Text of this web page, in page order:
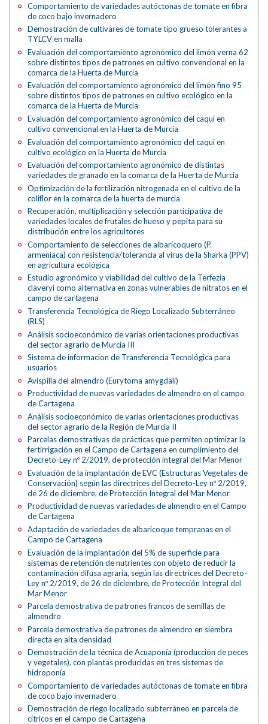
Comportamiento de variedades autóctonas de tomate en fibra
de coco bajo invernadero
Demostración de cultivares de tomate tipo grueso tolerantes a
TYLCV en malla
Evaluación del comportamiento agronómico del limón verna 62
sobre distintos tipos de patrones en cultivo convencional en la
comarca de la Huerta de Murcia
Evaluación del comportamiento agronómico del limón fino 95
sobre distintos tipos de patrones en cultivo ecológico en la
comarca de la Huerta de Murcia
Evaluación del comportamiento agronómico del caqui en
cultivo convencional en la Huerta de Murcia
Evaluación del comportamiento agronómico del caqui en
cultivo ecológico en la Huerta de Murcia
Evaluación del comportamiento agronómico de distintas
variedades de granado en la comarca de la Huerta de Murcia
Optimización de la fertilización nitrogenada en el cultivo de la
coliflor en la comarca de la huerta de murcia
Recuperación, multiplicación y selección participativa de
variedades locales de frutales de hueso y pepita para su
distribución entre los agricultores
Comportamiento de selecciones de albaricoquero (P.
armeniaca) con resistencia/tolerancia al virus de la Sharka (PPV)
en agricultura ecológica
Estudio agronómico y viabilidad del cultivo de la Terfezia
claveryi como alternativa en zonas vulnerables de nitratos en el
campo de cartagena
Transferencia Tecnológica de Riego Localizado Subterráneo
(RLS)
Análisis socioeconómico de varias orientaciones productivas
del sector agrario de Murcia III
Sistema de informacion de Transferencia Tecnológica para
usuarios
Avispilla del almendro (Eurytoma amygdali)
Productividad de nuevas variedades de almendro en el campo
de Cartagena
Análisis socioeconómico de varias orientaciones productivas
del sector agrario de la Región de Murcia II
Parcelas demostrativas de prácticas que permiten optimizar la
fertirrigación en el Campo de Cartagena en cumplimiento del
Decreto-Ley nº 2/2019, de protección integral del Mar Menor
Evaluación de la implantación de EVC (Estructuras Vegetales de
Conservación) según las directrices del Decreto-Ley nº 2/2019,
de 26 de diciembre, de Protección Integral del Mar Menor
Productividad de nuevas variedades de almendro en el Campo
de Cartagena
Adaptación de variedades de albaricoque tempranas en el
Campo de Cartagena
Evaluación de la implantación del 5% de superficie para
sistemas de retención de nutrientes con objeto de reducir la
contaminación difusa agraria, según las directrices del Decreto-
Ley nº 2/2019, de 26 de diciembre, de Protección Integral del
Mar Menor
Parcela demostrativa de patrones francos de semillas de
almendro
Parcela demostrativa de patrones de almendro en siembra
directa en alta densidad
Demostración de la técnica de Acuaponía (producción de peces
y vegetales), con plantas producidas en tres sistemas de
hidroponía
Comportamiento de variedades autóctonas de tomate en fibra
de coco bajo invernadero
Demostración de riego localizado subterráneo en parcela de
cítricos en el campo de Cartagena